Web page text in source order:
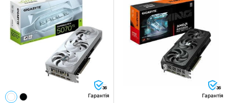
36
Гарантія
36
Гарантія